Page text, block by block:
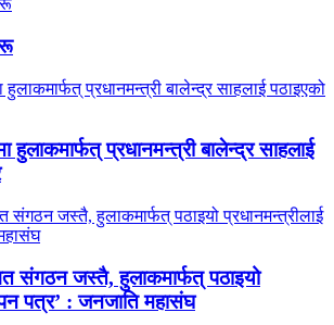
प्रधानमन्त्री बालेन्द्र साहलाई
संगठन जस्तै, हुलाकमार्फत् पठाइयो
पत्र’ : जनजाति महासंघ